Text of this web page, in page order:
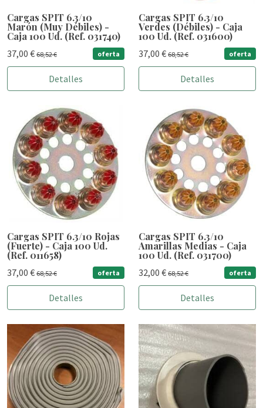
Cargas SPIT 6.3/10
Marón (Muy Débiles) -
Caja 100 Ud. (Ref. 031740)
37,00 € 68,52 € oferta
Detalles
Cargas SPIT 6.3/10
Verdes (Débiles) - Caja
100 Ud. (Ref. 031600)
37,00 € 68,52 € oferta
Detalles
Cargas SPIT 6.3/10 Rojas
(Fuerte) - Caja 100 Ud.
(Ref. 011658)
37,00 € 68,52 € oferta
Detalles
Cargas SPIT 6.3/10
Amarillas Medias - Caja
100 Ud. (Ref. 031700)
32,00 € 68,52 € oferta
Detalles